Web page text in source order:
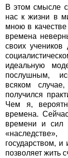
В этом смысле
нас к жизни в
мною в
времена
своих
идеальную
послушным,
всяком
получился
Чем я,
времена.
времени и сил
государством, и
позволяет жить